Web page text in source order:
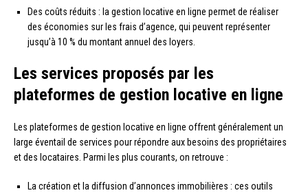
Des coûts réduits : la gestion locative en ligne permet de réaliser
des économies sur les frais d’agence, qui peuvent représenter
jusqu’à 10 % du montant annuel des loyers.
Les services proposés par les
plateformes de gestion locative en ligne
Les plateformes de gestion locative en ligne offrent généralement un
large éventail de services pour répondre aux besoins des propriétaires
et des locataires. Parmi les plus courants, on retrouve :
La création et la diffusion d’annonces immobilières : ces outils